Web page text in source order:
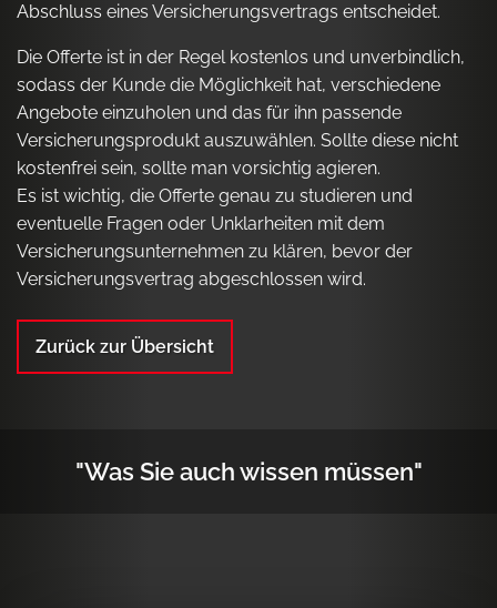
Abschluss eines Versicherungsvertrags entscheidet.
Die Offerte ist in der Regel kostenlos und unverbindlich,
sodass der Kunde die Möglichkeit hat, verschiedene
Angebote einzuholen und das für ihn passende
Versicherungsprodukt auszuwählen. Sollte diese nicht
kostenfrei sein, sollte man vorsichtig agieren.
Es ist wichtig, die Offerte genau zu studieren und
eventuelle Fragen oder Unklarheiten mit dem
Versicherungsunternehmen zu klären, bevor der
Versicherungsvertrag abgeschlossen wird.
Zurück zur Übersicht
"Was Sie auch wissen müssen"